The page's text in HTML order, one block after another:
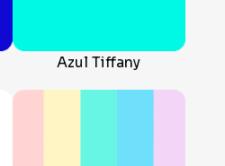
Azul Tiffany